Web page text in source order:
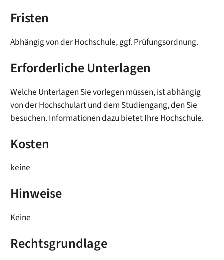
Fristen
Abhängig von der Hochschule, ggf. Prüfungsordnung.
Erforderliche Unterlagen
Welche Unterlagen Sie vorlegen müssen, ist abhängig
von der Hochschulart und dem Studiengang, den Sie
besuchen. Informationen dazu bietet Ihre Hochschule.
Kosten
keine
Hinweise
Keine
Rechtsgrundlage